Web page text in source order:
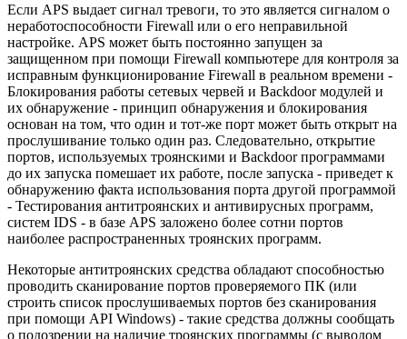
Если APS выдает сигнал тревоги, то это является сигналом о
неработоспособности Firewall или о его неправильной
настройке. APS может быть постоянно запущен за
защищенном при помощи Firewall компьютере для контроля за
исправным функционирование Firewall в реальном времени -
Блокирования работы сетевых червей и Backdoor модулей и
их обнаружение - принцип обнаружения и блокирования
основан на том, что один и тот-же порт может быть открыт на
прослушивание только один раз. Следовательно, открытие
портов, используемых троянскими и Backdoor программами
до их запуска помешает их работе, после запуска - приведет к
обнаружению факта использования порта другой программой
- Тестирования антитроянских и антивирусных программ,
систем IDS - в базе APS заложено более сотни портов
наиболее распространенных троянских программ.
Некоторые антитроянских средства обладают способностью
проводить сканирование портов проверяемого ПК (или
строить список прослушиваемых портов без сканирования
при помощи API Windows) - такие средства должны сообщать
о подозрении на наличие троянских программы (с выводом